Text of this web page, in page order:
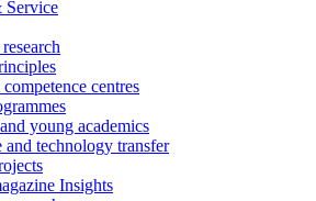
Service
centres
young academics
technology transfer
Insights